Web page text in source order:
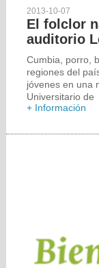
2013-10-07
El folclor
auditorio
Cumbia, porro,
regiones del
jóvenes en una
Universitario de
+ Información